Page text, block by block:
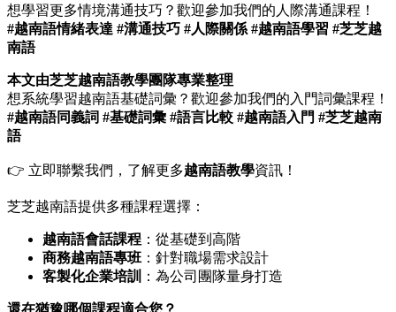
想學習更多情境溝通技巧？歡迎參加我們的人際溝通課程！
#越南語情緒表達 #溝通技巧 #人際關係 #越南語學習 #芝芝越
南語
本文由芝芝越南語教學團隊專業整理
想系統學習越南語基礎詞彙？歡迎參加我們的入門詞彙課程！
#越南語同義詞 #基礎詞彙 #語言比較 #越南語入門 #芝芝越南
語
👉 立即聯繫我們，了解更多越南語教學資訊！
芝芝越南語提供多種課程選擇：
越南語會話課程 ：從基礎到高階
商務越南語專班 ：針對職場需求設計
客製化企業培訓
：為公司團隊量身打造
還在猶豫哪個課程適合您？